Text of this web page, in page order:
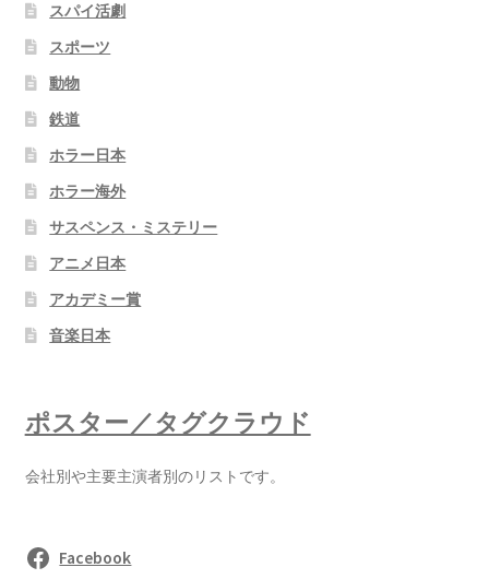
スパイ活劇
スポーツ
動物
鉄道
ホラー日本
ホラー海外
サスペンス・ミステリー
アニメ日本
アカデミー賞
音楽日本
ポスター／タグクラウド
会社別や主要主演者別のリストです。
Facebook